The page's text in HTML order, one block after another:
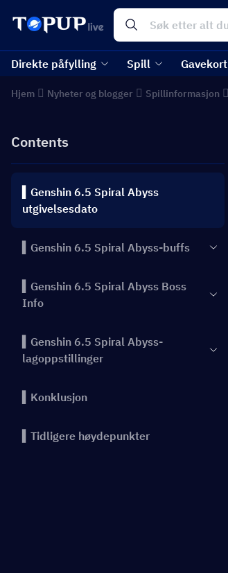
Direkte påfylling Spill Gavekort
Hjem Nyheter og blogger Spillinformasjon
Contents
▍Genshin 6.5 Spiral Abyss
utgivelsesdato
▍Genshin 6.5 Spiral Abyss-buffs
▍Genshin 6.5 Spiral Abyss Boss
Info
▍Genshin 6.5 Spiral Abyss-
lagoppstillinger
▍Konklusjon
▍Tidligere høydepunkter